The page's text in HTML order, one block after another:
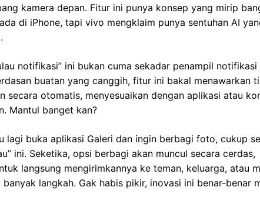
kamera depan. Fitur ini punya konsep yang mirip
di iPhone, tapi vivo mengklaim punya sentuhan AI
notifikasi” ini bukan cuma sekadar penampil notifikasi
buatan yang canggih, fitur ini bakal menawarkan
secara otomatis, menyesuaikan dengan aplikasi atau
Mantul banget kan?
lagi buka aplikasi Galeri dan ingin berbagi foto, cukup
ini. Seketika, opsi berbagi akan muncul secara cerdas,
langsung mengirimkannya ke teman, keluarga, atau
langkah. Gak habis pikir, inovasi ini benar-benar